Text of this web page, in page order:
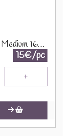
Père Noel Céramique Blanc/Argent Medium 16578
15€/pc
+